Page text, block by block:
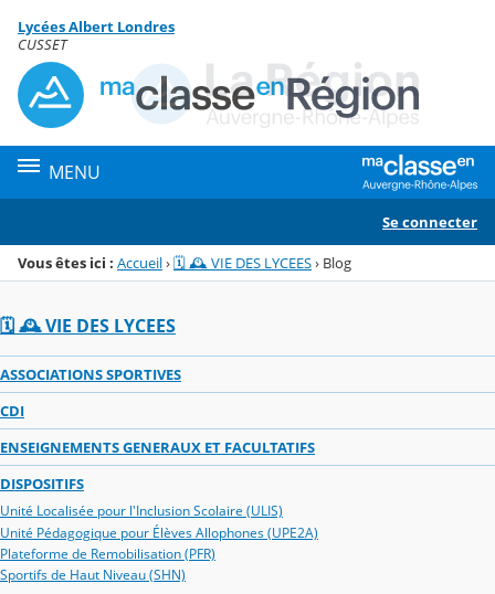
Menu de la rubrique
Contenu
Lycées Albert Londres
CUSSET
MENU
Se connecter
Vous êtes ici : Accueil›🗓️ 🕰️ VIE DES LYCEES› Blog
🗓️ 🕰️ VIE DES LYCEES
ASSOCIATIONS SPORTIVES
CDI
ENSEIGNEMENTS GENERAUX ET FACULTATIFS
DISPOSITIFS
Unité Localisée pour l'Inclusion Scolaire (ULIS)
Unité Pédagogique pour Élèves Allophones (UPE2A)
Plateforme de Remobilisation (PFR)
Sportifs de Haut Niveau (SHN)